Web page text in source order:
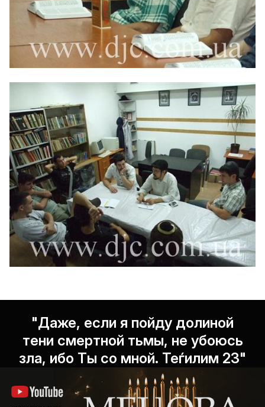
"Даже, если я пойду долиной
тени смертной тьмы, не убоюсь
зла, ибо Ты со мной. Теѓилим 23"